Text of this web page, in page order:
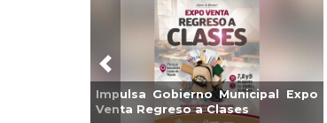
Guarniciones y banquetas para la
colonia El Mango en Pánuco
Previous